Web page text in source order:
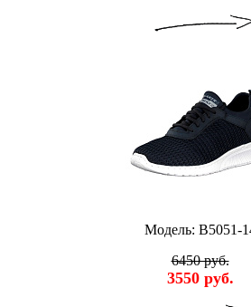
Модель: B5051-
6450 руб.
3550 руб.